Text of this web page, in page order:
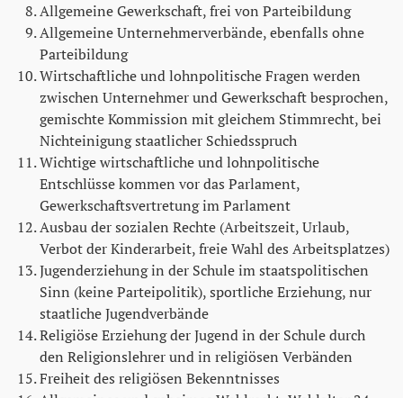
Allgemeine Gewerkschaft, frei von Parteibildung
Allgemeine Unternehmerverbände, ebenfalls ohne
Parteibildung
Wirtschaftliche und lohnpolitische Fragen werden
zwischen Unternehmer und Gewerkschaft besprochen,
gemischte Kommission mit gleichem Stimmrecht, bei
Nichteinigung staatlicher Schiedsspruch
Wichtige wirtschaftliche und lohnpolitische
Entschlüsse kommen vor das Parlament,
Gewerkschaftsvertretung im Parlament
Ausbau der sozialen Rechte (Arbeitszeit, Urlaub,
Verbot der Kinderarbeit, freie Wahl des Arbeitsplatzes)
Jugenderziehung in der Schule im staatspolitischen
Sinn (keine Parteipolitik), sportliche Erziehung, nur
staatliche Jugendverbände
Religiöse Erziehung der Jugend in der Schule durch
den Religionslehrer und in religiösen Verbänden
Freiheit des religiösen Bekenntnisses